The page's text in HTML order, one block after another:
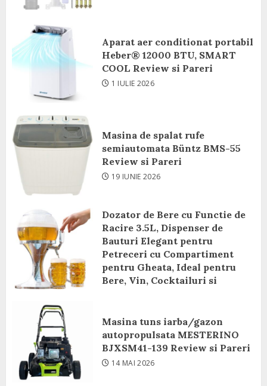
Aparat aer conditionat portabil
Heber® 12000 BTU, SMART
COOL Review si Pareri
1 IULIE 2026
Masina de spalat rufe
semiautomata Büntz BMS-55
Review si Pareri
19 IUNIE 2026
Dozator de Bere cu Functie de
Racire 3.5L, Dispenser de
Bauturi Elegant pentru
Petreceri cu Compartiment
pentru Gheata, Ideal pentru
Bere, Vin, Cocktailuri si
8 IUNIE 2026
Masina tuns iarba/gazon
autopropulsata MESTERINO
BJXSM41-139 Review si Pareri
14 MAI 2026